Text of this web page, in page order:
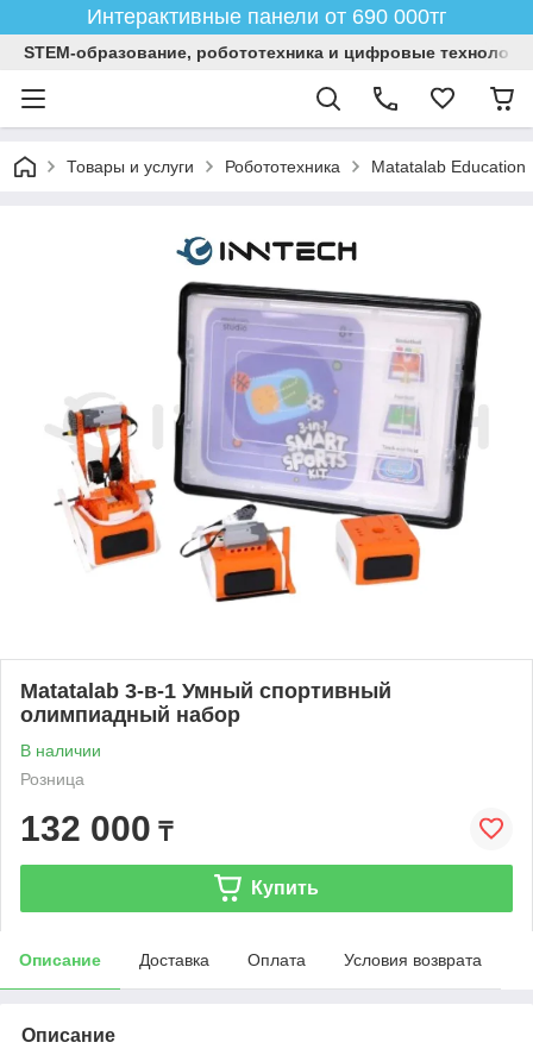
Интерактивные панели от 690 000тг
STEM-образование, робототехника и цифровые
Товары и услуги Робототехника Matatalab Education
Matatalab 3-в-1 Умный спортивный
олимпиадный набор
В наличии
Розница
132 000 ₸
Купить
Описание Доставка Оплата Условия возврата
Описание